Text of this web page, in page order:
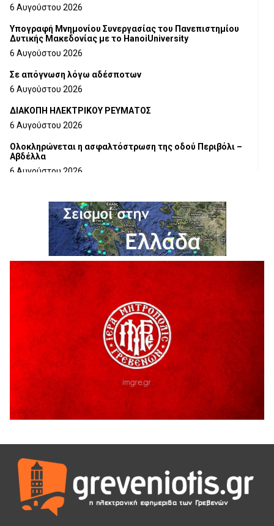
6 Αυγούστου 2026
Υπογραφή Μνημονίου Συνεργασίας του Πανεπιστημίου
Δυτικής Μακεδονίας με το HanoiUniversity
6 Αυγούστου 2026
Σε απόγνωση λόγω αδέσποτων
6 Αυγούστου 2026
ΔΙΑΚΟΠΗ ΗΛΕΚΤΡΙΚΟΥ ΡΕΥΜΑΤΟΣ
6 Αυγούστου 2026
Ολοκληρώνεται η ασφαλτόστρωση της οδού Περιβόλι –
Αβδέλλα
6 Αυγούστου 2026
5 Αυγούστου 2026
Ο ΑΝΔΡΕΑΣ ΑΣΛΑΝΙΔΗΣ ΣΥΝΕΧΙΖΕΙ ΣΤΟΝ ΠΡΩΤΕΑ
ΓΡΕΒΕΝΩΝ
5 Αυγούστου 2026
Ευχαριστήριο Εκπολιτιστικού Συλλόγου Ταξιάρχη προς κ.
Παρασχάκη Αθανάσιο
5 Αυγούστου 2026
Διακοπή υδροδότησης του Α΄ κλάδου ύδρευσης
5 Αυγούστου 2026
Η Marseaux στα Γρεβενά για μια μοναδική συναυλία
5 Αυγούστου 2026
Θερινό Σινεμά στο πλαίσιο του «Πολιτιστικού
Καλοκαιριού 2026» με την βραβευμένη ταινία «Μικρές
Ανάσες».
εξοπλισμού γυμναστηρίου
5 Αυγούστου 2026
ΑΗ ΛΑΟΣ | 5 Αυγούστου | Υπαίθριο Θέατρο “Καστράκι”,
Γρεβενά
5 Αυγούστου 2026